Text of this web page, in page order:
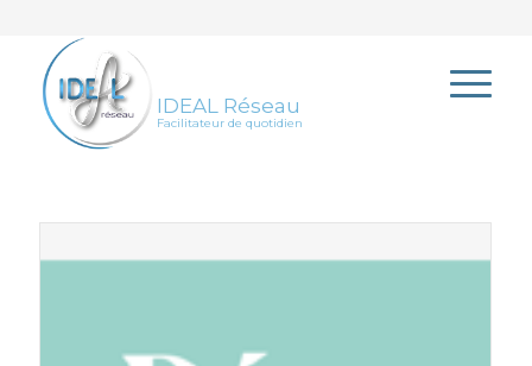
IDEAL Réseau
Facilitateur de quotidien